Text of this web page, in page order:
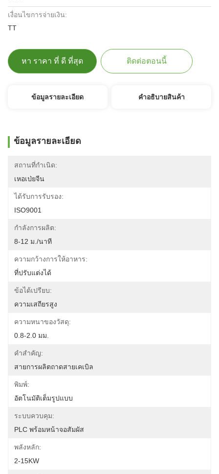
เงื่อนไขการจ่ายเงิน:
TT
หา ราคา ที่ ดี ที่สุด ติดต่อตอนนี้
ข้อมูลรายละเอียด คําอธิบายสินค้า
ข้อมูลรายละเอียด
สถานที่กำเนิด:
เหอเป่ยจีน
ได้รับการรับรอง:
ISO9001
กำลังการผลิต:
8-12 ม./นาที
ความกว้างการให้อาหาร:
ที่ปรับแต่งได้
ข้อได้เปรียบ:
ความเสถียรสูง
ความหนาของวัสดุ:
0.8-2.0 มม.
คำสำคัญ:
สายการผลิตถาดสายเคเบิล
พิมพ์:
อัตโนมัติเต็มรูปแบบ
ระบบควบคุม:
PLC พร้อมหน้าจอสัมผัส
พลังหลัก:
2-15KW